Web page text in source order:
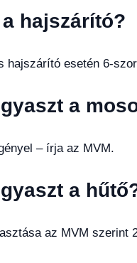
hajszárító?
hajszárító esetén 6-
a
– írja az MVM.
a
az MVM szerint